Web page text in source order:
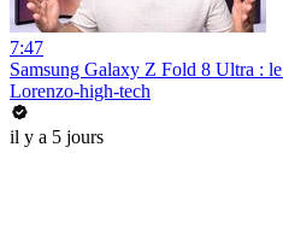
7:47
Samsung Galaxy Z Fold 8 Ultra :
Lorenzo-high-tech
il y a 5 jours